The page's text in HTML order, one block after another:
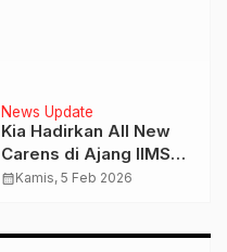
News Update
Kia Hadirkan All New
Carens di Ajang IIMS
2026, Harga Rp 319 juta
calendar_monthKamis, 5 Feb 2026